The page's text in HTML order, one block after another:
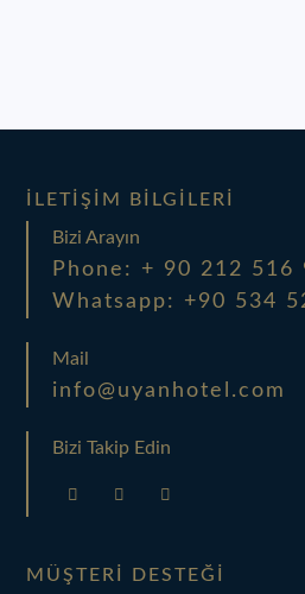
İLETIŞIM BILGILERI
Bizi Arayın
Phone: + 90 212 516
Whatsapp: +90 534
Mail
info@uyanhotel.com
Bizi Takip Edin
MÜŞTERI DESTEĞI